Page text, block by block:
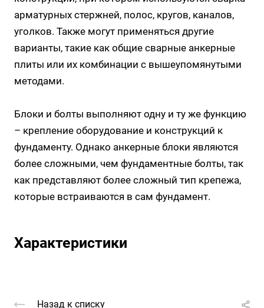
арматурных стержней, полос, кругов, каналов,
уголков. Также могут применяться другие
варианты, такие как общие сварные анкерные
плиты или их комбинации с вышеупомянутыми
методами.
Блоки и болты выполняют одну и ту же функцию
– крепление оборудование и конструкций к
фундаменту. Однако анкерные блоки являются
более сложными, чем фундаментные болты, так
как представляют более сложный тип крепежа,
которые встраиваются в сам фундамент.
Характеристики
Назад к списку